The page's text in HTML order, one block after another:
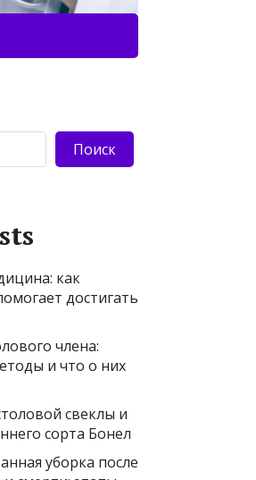
Поиск
как
достигать
члена:
и что о них
свеклы и
сорта Бонел
уборка после